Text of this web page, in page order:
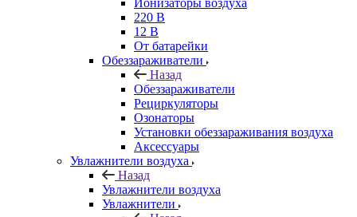
Ионизаторы воздуха
220 В
12 В
От батарейки
Обеззараживатели
Назад
Обеззараживатели
Рециркуляторы
Озонаторы
Установки обеззараживания воздуха
Аксессуары
Увлажнители воздуха
Назад
Увлажнители воздуха
Увлажнители